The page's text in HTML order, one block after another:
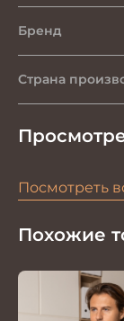
Бренд
Страна
Посмотреть
Похожие